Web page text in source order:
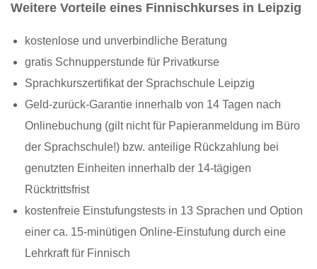
Weitere Vorteile eines Finnischkurses in Leipzig
kostenlose und unverbindliche Beratung
gratis Schnupperstunde für Privatkurse
Sprachkurszertifikat der Sprachschule Leipzig
Geld-zurück-Garantie innerhalb von 14 Tagen nach
Onlinebuchung (gilt nicht für Papieranmeldung im Büro
der Sprachschule!) bzw. anteilige Rückzahlung bei
genutzten Einheiten innerhalb der 14-tägigen
Rücktrittsfrist
kostenfreie Einstufungstests in 13 Sprachen und Option
einer ca. 15-minütigen Online-Einstufung durch eine
Lehrkraft für Finnisch